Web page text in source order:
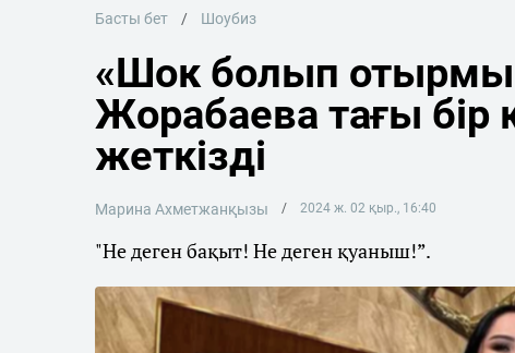
Басты бет Шоубиз
«Шок болып
Жорабаева тағы
жеткізді
Марина Ахметжанқызы 2024 ж. 02 қыр., 16:40
"Не деген бақыт! Не деген қуаныш!”.